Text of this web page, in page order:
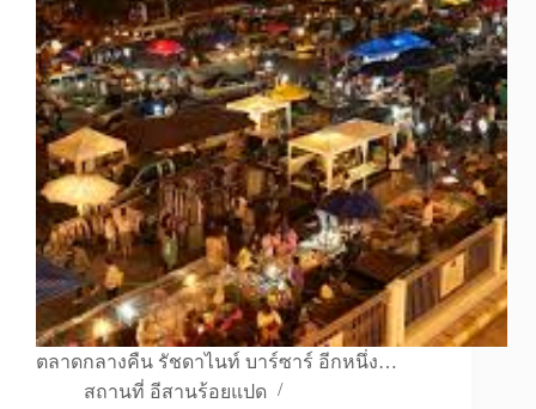
ตลาดกลางคืน รัชดาไนท์ บาร์ซาร์ อีกหนึ่ง…
สถานที่ อีสานร้อยแปด